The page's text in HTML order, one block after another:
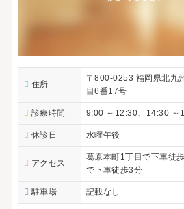
住所
〒800-0253 福岡県北九
目6番17号
診療時間 9:00 ～12:30、14:30 ～
休診日 水曜午後
アクセス
葛原本町1丁目で下車徒
で下車徒歩3分
駐車場 記載なし